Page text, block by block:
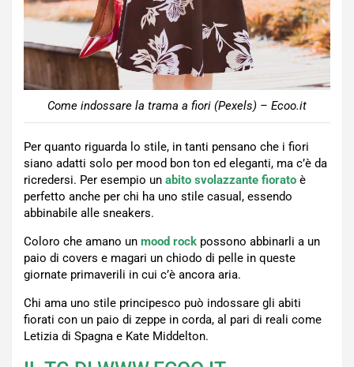
Come indossare la trama a fiori (Pexels) – Ecoo.it
Per quanto riguarda lo stile, in tanti pensano che i fiori
siano adatti solo per mood bon ton ed eleganti, ma c’è da
ricredersi. Per esempio un abito svolazzante fiorato è
perfetto anche per chi ha uno stile casual, essendo
abbinabile alle sneakers.
Coloro che amano un mood rock possono abbinarli a un
paio di covers e magari un chiodo di pelle in queste
giornate primaverili in cui c’è ancora aria.
Chi ama uno stile principesco può indossare gli abiti
fiorati con un paio di zeppe in corda, al pari di reali come
Letizia di Spagna e Kate Middelton.